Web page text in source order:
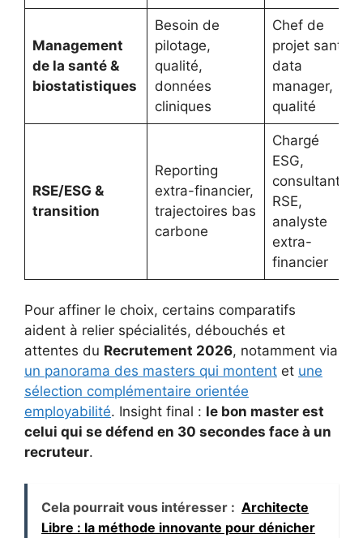
Management
de la santé &
biostatistiques
Besoin de
pilotage,
qualité,
données
cliniques
Chef de
projet santé,
data
manager,
qualité
RSE/ESG &
transition
Reporting
extra-financier,
trajectoires bas
carbone
Chargé
ESG,
consultant
RSE,
analyste
extra-
financier
Pour affiner le choix, certains comparatifs
aident à relier spécialités, débouchés et
attentes du Recrutement 2026, notamment via
un panorama des masters qui montent et une
sélection complémentaire orientée
employabilité. Insight final : le bon master est
celui qui se défend en 30 secondes face à un
recruteur.
Cela pourrait vous intéresser : Architecte
Libre : la méthode innovante pour dénicher